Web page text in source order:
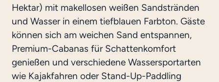
Hektar) mit makellosen weißen Sandstränden
und Wasser in einem tiefblauen Farbton. Gäste
können sich am weichen Sand entspannen,
Premium-Cabanas für Schattenkomfort
genießen und verschiedene Wassersportarten
wie Kajakfahren oder Stand-Up-Paddling